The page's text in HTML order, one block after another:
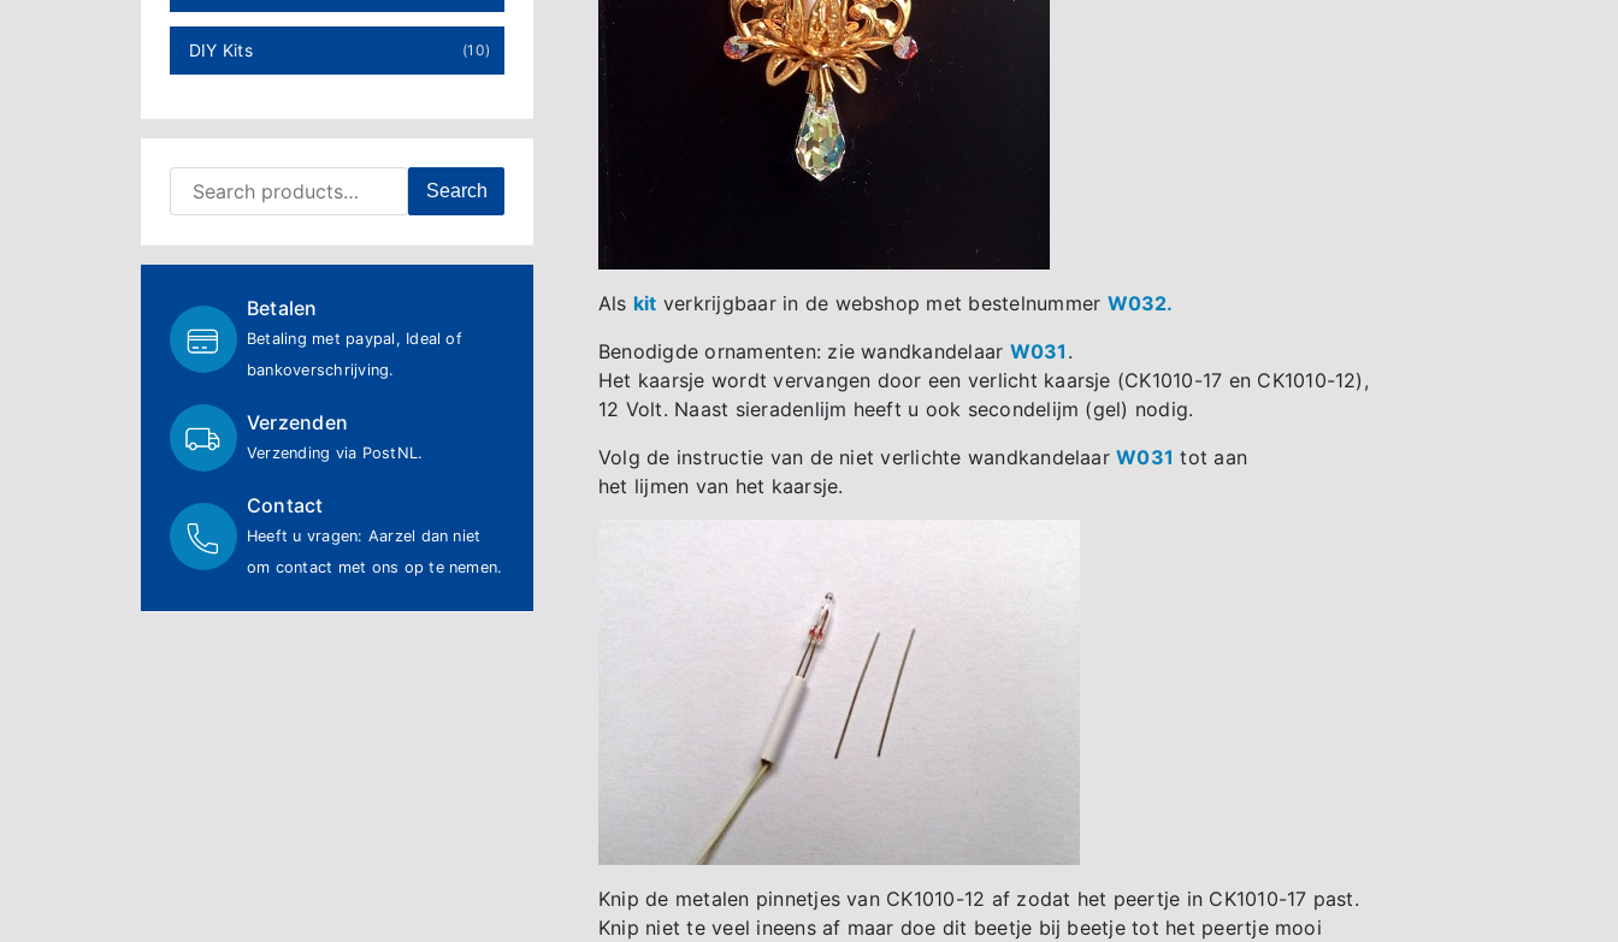
Als kit verkrijgbaar in de webshop met bestelnummer W032.
Benodigde ornamenten: zie wandkandelaar W031 .
Het kaarsje wordt vervangen door een verlicht kaarsje (CK1010-17 en CK1010-12),
12 Volt. Naast sieradenlijm heeft u ook secondelijm (gel) nodig.
Volg de instructie van de niet verlichte wandkandelaarW031 tot aan
het lijmen van het kaarsje.
Knip de metalen pinnetjes van CK1010-12 af zodat het peertje in CK1010-17 past.
Knip niet te veel ineens af maar doe dit beetje bij beetje tot het peertje mooi
DIY Kits (10)
Search for: Search
Betalen
Betaling met paypal, Ideal of
bankoverschrijving.
Verzenden
Verzending via PostNL.
Contact
Heeft u vragen: Aarzel dan niet
om contact met ons op te nemen.